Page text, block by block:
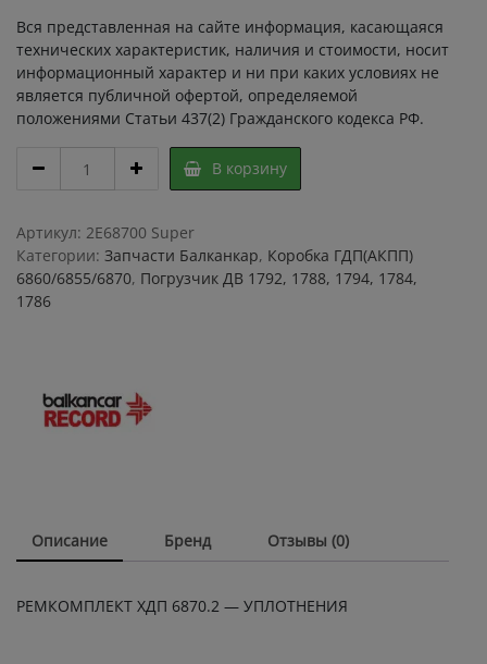
Вся представленная на сайте информация, касающаяся
технических характеристик, наличия и стоимости, носит
информационный характер и ни при каких условиях не
является публичной офертой, определяемой
положениями Статьи 437(2) Гражданского кодекса РФ.
РЕМКОМПЛЕКТ
ХДП
-
КБРЧ,
КБЧ
В корзину
Артикул: 2E68700 Super
Категории: Запчасти Балканкар, Коробка ГДП(АКПП)
6860/6855/6870, Погрузчик ДВ 1792, 1788, 1794, 1784,
1786
Описание Бренд Отзывы (0)
РЕМКОМПЛЕКТ ХДП 6870.2 — УПЛОТНЕНИЯ